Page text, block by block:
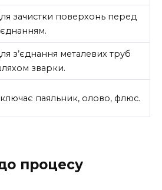
зачистки поверхонь перед
з’єднання металевих труб
зварки.
паяльник, олово, флюс.
процесу